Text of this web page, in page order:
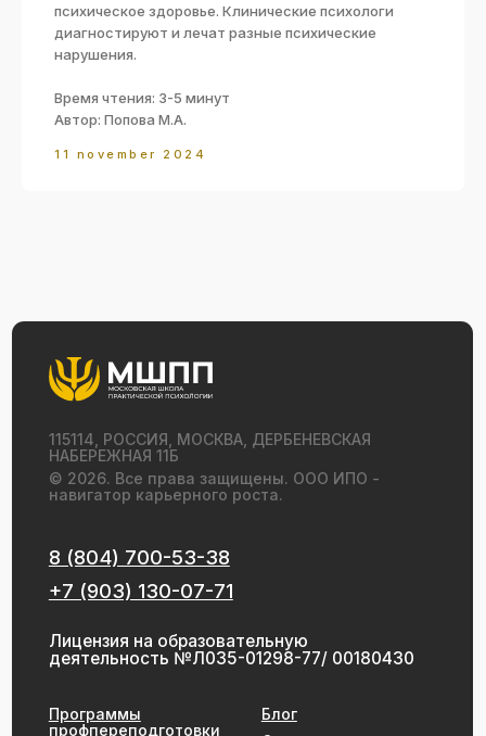
психическое здоровье. Клинические психологи
диагностируют и лечат разные психические
нарушения.
Время чтения: 3-5 минут
Автор: Попова М.А.
11 november 2024